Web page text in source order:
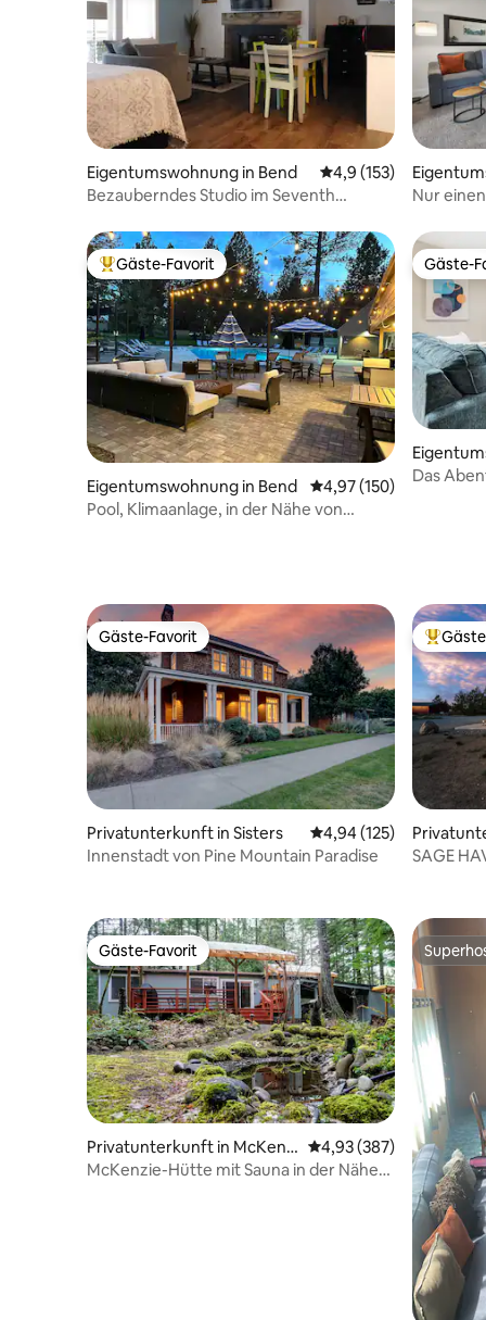
Eigentumswohnung in Bend Durchschnittliche
4,9 (153)
Bezauberndes Studio im Seventh
Nur
Beliebter Gäste-Favorit.
Gäste-Favorit
Eigentumswohnung in Bend Durchschnittliche
4,97 (150)
Pool, Klimaanlage, in der Nähe von
Gäste-
Gäste-
Das
Gäste-Favorit
Gäste-Favorit
Privatunterkunft in Sisters Durchschnittliche
4,94 (125)
Innenstadt von Pine Mountain Paradise
SAGE
Gäste-Favorit
Gäste-Favorit
Privatunterkunft in McKenzi
e Bridge
Durchschnittliche
4,93 (387)
McKenzie-Hütte mit Sauna in der Nähe